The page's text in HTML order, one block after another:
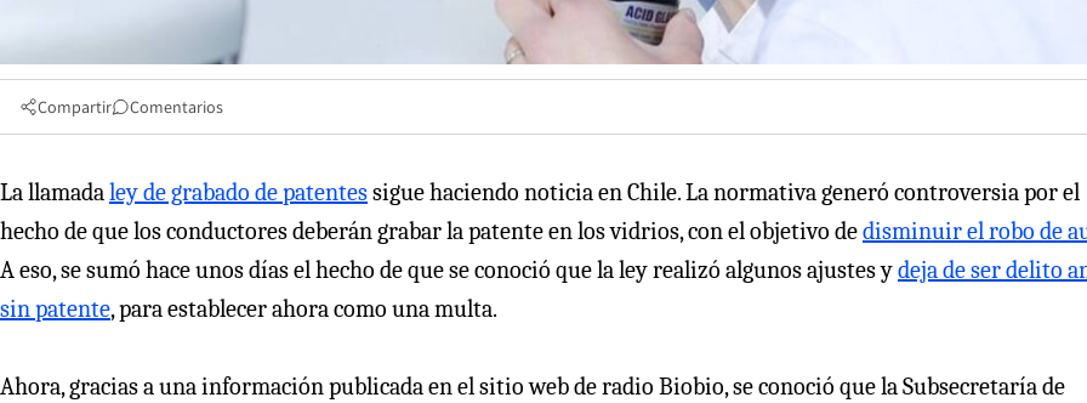
Compartir Comentarios
La llamadaley de grabado de patentessigue haciendo noticia en Chile. La normativa generó controversia por el
hecho de que los conductores deberán grabar la patente en los vidrios, con el objetivo dedisminuir el robo de
A eso, se sumó hace unos días el hecho de que se conoció que la ley realizó algunos ajustes ydeja de ser delito
sin patente, para establecer ahora como una multa.
Ahora, gracias a una información publicada en el sitio web de radio Biobio, se conoció que la Subsecretaría de